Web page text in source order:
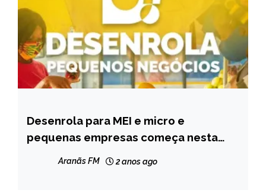
BRASIL
NOTÍCIAS
Desenrola para MEI e micro e
pequenas empresas começa nesta
Aranãs FM 2 anos ago